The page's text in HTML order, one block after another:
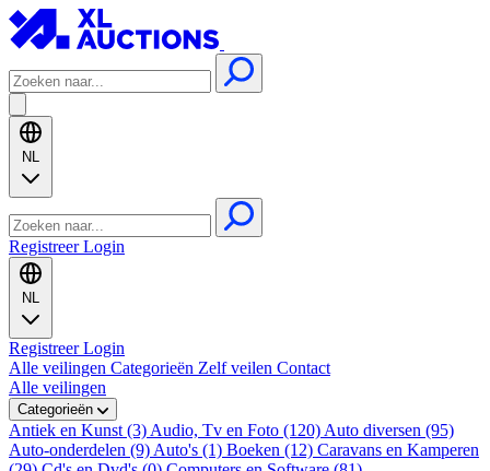
NL
RegistreerLogin
NL
RegistreerLogin
Alle veilingen Categorieën Zelf veilen Contact
Alle veilingen
Categorieën
Antiek en Kunst (3) Audio, Tv en Foto (120) Auto diversen (95)
Auto-onderdelen (9) Auto's (1) Boeken (12) Caravans en Kamperen